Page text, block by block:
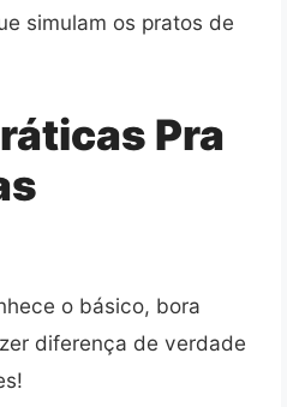
simulam os pratos de
Pra
o básico, bora
diferença de verdade